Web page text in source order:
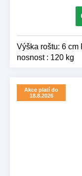
Výška roštu: 6 cm
nosnost : 120 kg
Akce platí do
18.8.2026